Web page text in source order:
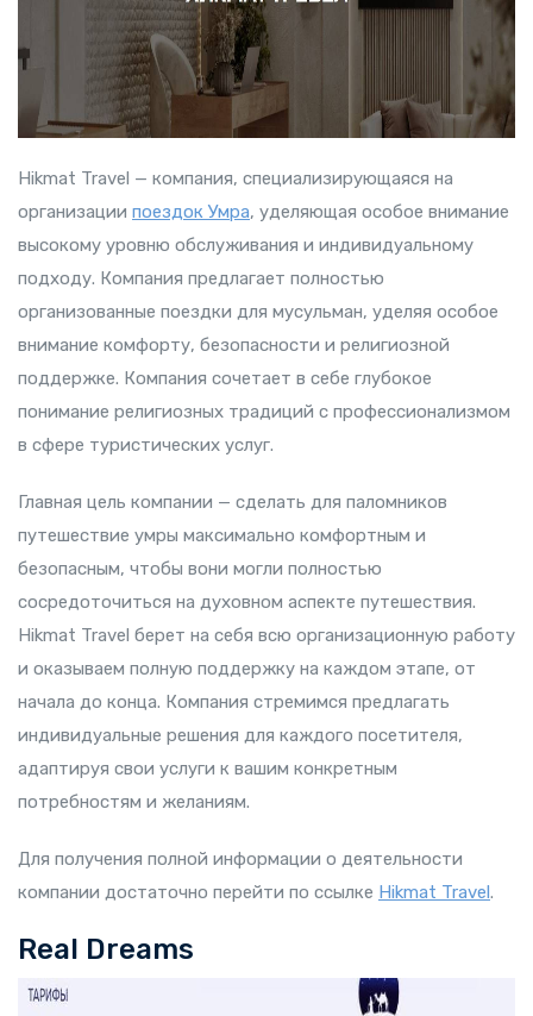
Hikmat Travel — компания, специализирующаяся на
организации поездок Умра, уделяющая особое внимание
высокому уровню обслуживания и индивидуальному
подходу. Компания предлагает полностью
организованные поездки для мусульман, уделяя особое
внимание комфорту, безопасности и религиозной
поддержке. Компания сочетает в себе глубокое
понимание религиозных традиций с профессионализмом
в сфере туристических услуг.
Главная цель компании — сделать для паломников
путешествие умры максимально комфортным и
безопасным, чтобы вони могли полностью
сосредоточиться на духовном аспекте путешествия.
Hikmat Travel берет на себя всю организационную работу
и оказываем полную поддержку на каждом этапе, от
начала до конца. Компания стремимся предлагать
индивидуальные решения для каждого посетителя,
адаптируя свои услуги к вашим конкретным
потребностям и желаниям.
Для получения полной информации о деятельности
компании достаточно перейти по ссылке Hikmat Travel.
Real Dreams